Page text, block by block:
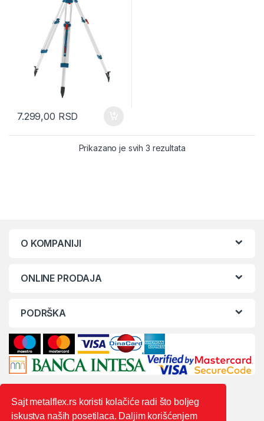
7.299,00 RSD
Prikazano je svih 3 rezultataSorted by latest
O KOMPANIJI
ONLINE PRODAJA
PODRŠKA
Sajt metalflex.rs koristi kolačiće radi što boljeg
iskustva naših posetilaca. Daljim korišćenjem